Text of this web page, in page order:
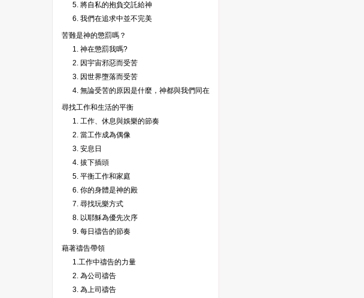
5. 將自私的抱負交託給神
6. 我們在追求中並不完美
苦難是神的懲罰嗎？
1. 神在懲罰我嗎?
2. 因宇宙邪惡而受苦
3. 因世界墮落而受苦
4. 無論受苦的原因是什麼，神都與我們同在
尋找工作和生活的平衡
1. 工作、休息與娛樂的節奏
2. 當工作成為偶像
3. 安息日
4. 拔下插頭
5. 平衡工作和家庭
6. 你的身體是神的殿
7. 尋找玩樂方式
8. 以耶穌為優先次序
9. 每日禱告的節奏
藉著禱告帶領
1.工作中禱告的力量
2. 為公司禱告
3. 為上司禱告